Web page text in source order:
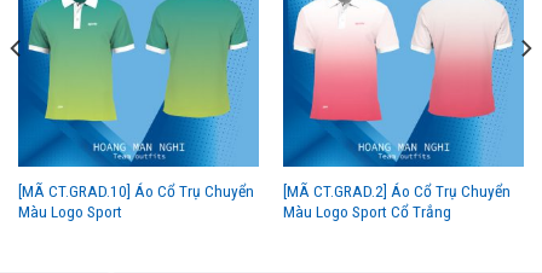
[MÃ CT.GRAD.10] Áo Cổ Trụ Chuyển
Màu Logo Sport
[MÃ CT.GRAD.2] Áo Cổ Trụ Chuyển
Màu Logo Sport Cổ Trắng